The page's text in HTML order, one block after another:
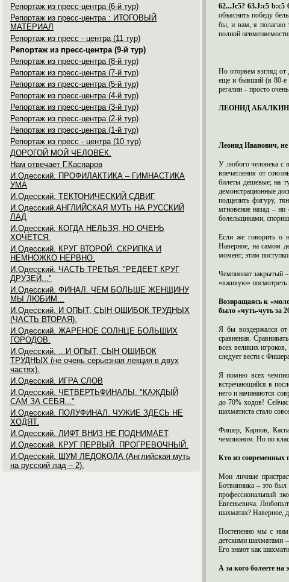
Репортаж из пресс-центра (6-й тур)
Репортаж из пресс-центра : ИТОГОВЫЙ
МАТЕРИАЛ
Репортаж из пресс - центра (11 тур)
Репортаж из пресс-центра (9-й тур)
Репортаж из пресс-центра (8-й тур)
Репортаж из пресс-центра (7-й тур)
Репортаж из пресс-центра (5-й тур)
Репортаж из пресс-центра (4-й тур)
Репортаж из пресс-центра (3-й тур)
Репортаж из пресс-центра (2-й тур)
Репортаж из пресс-центра (1-й тур)
Репортаж из пресс - центра (10 тур)
ДОРОГОЙ МОЙ ЧЕЛОВЕК.
Нам отвечает Г.Каспаров
И.Одесский. ПРОФИЛАКТИКА – ГИМНАСТИКА
УМА
И.Одесский. ТЕКТОНИЧЕСКИЙ СДВИГ
И.Одесский.АНГЛИЙСКАЯ МУТЬ НА РУССКИЙ
ЛАД
И.Одесский. КОГДА НЕЛЬЗЯ, НО ОЧЕНЬ
ХОЧЕТСЯ.
И.Одесский. КРУГ ВТОРОЙ. СКРИПКА И
НЕМНОЖКО НЕРВНО.
И.Одесский. ЧАСТЬ ТРЕТЬЯ. "РЕДЕЕТ КРУГ
ДРУЗЕЙ..."
И.Одесский. ФИНАЛ. ЧЕМ БОЛЬШЕ ЖЕНЩИНУ
МЫ ЛЮБИМ...
И.Одесский. И ОПЫТ, СЫН ОШИБОК ТРУДНЫХ
(ЧАСТЬ ВТОРАЯ).
И.Одесский. ЖАРЕНОЕ СОЛНЦЕ БОЛЬШИХ
ГОРОДОВ.
И.Одесский. ...И ОПЫТ, СЫН ОШИБОК
ТРУДНЫХ (не очень серьезная лекция в двух
частях).
И.Одесский. ИГРА СЛОВ
И.Одесский. ЧЕТВЕРТЬФИНАЛЫ. "КАЖДЫЙ
САМ ЗА СЕБЯ..."
И.Одесский. ПОЛУФИНАЛ. ЧУЖИЕ ЗДЕСЬ НЕ
ХОДЯТ.
И.Одесский. ЛИФТ ВНИЗ НЕ ПОДНИМАЕТ
И.Одесский. КРУГ ПЕРВЫЙ. ПРОГРЕВОЧНЫЙ.
И.Одесский. ШУМ ЛЕДОКОЛА (Английская муть
на русский лад – 2).
62...Јc5? 63.Ј:c5 b:c5
объяснить победу
бы, и вам, я полагаю
полной
Но оторвем взгляд от
еще и бывший (в 80-е
регалии – просто
ЛЕОНИД
Леонид Иванович,
У любого человека с
впечатления от
билеты дешевые; на
демонстрационные
подцепить фигуру,
мгновение назад –
болельщиками,
Если же говорить о
Наверное, на самом
момент; этим
Чемпионат закрытый –
«вживую» посмотреть
Возвращаясь к
было «чуть-чуть за
Я бы воздержался от
сравнения.
всех великих
следует вести с
Я помню всех
встречающийся в
него и начинаются
до 70% ходов!
шахматиста стало
Фишер, Карпов,
чемпионом. Но по
Кто из современных
Мои личные
Ботвинника – это
профессиональный
Евгеньевича.
шахматах? Наверное,
Постепенно мы с ним
детскими шахматами
Его знают как
А за кого болеете на